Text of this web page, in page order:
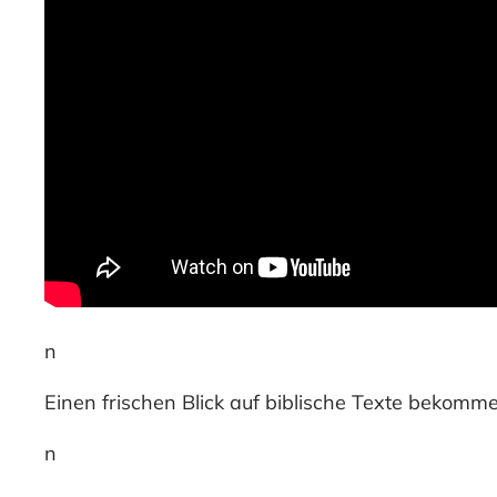
n
Einen frischen Blick auf biblische Texte
n